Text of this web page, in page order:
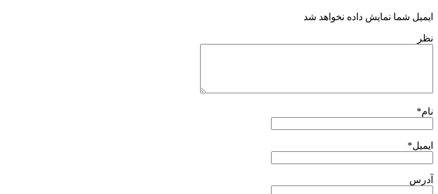
ایمیل شما نمایش داده نخواهد شد
نظر
نام*
ایمیل*
آدرس